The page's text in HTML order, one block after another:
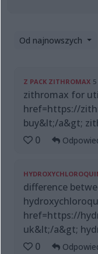
Od najnowszych
Z PACK ZITHROMAX
zithromax for
href=https://
buy&lt;/a&gt;
0
difference
href=https://
uk&lt;/a&gt;
0